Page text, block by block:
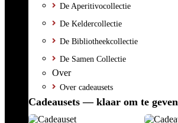
De Aperitivocollectie
De Keldercollectie
De Bibliotheekcollectie
De Samen Collectie
Over
Over cadeausets
Cadeausets — klaar om te geven